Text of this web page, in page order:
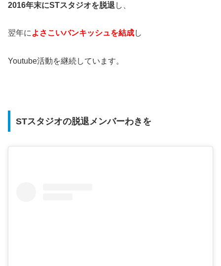
2016年末にSTスタジオを脱退 し、
翌年によさこいバンキッシュを結成し
Youtube活動を継続しています。
STスタジオの脱退メンバーわきを